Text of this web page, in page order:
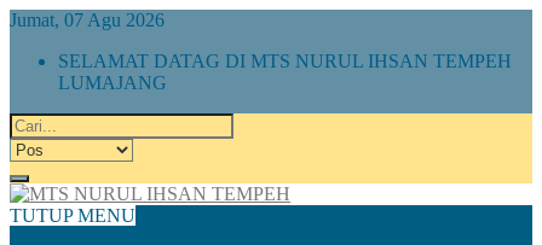
Jumat, 07 Agu 2026
SELAMAT DATAG DI MTS NURUL IHSAN TEMPEH
LUMAJANG
TUTUP MENU